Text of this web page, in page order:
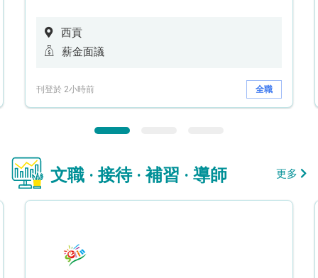
西貢
薪金面議
刊登於 2小時前 全職
文職 · 接待 · 補習 · 導師 更多